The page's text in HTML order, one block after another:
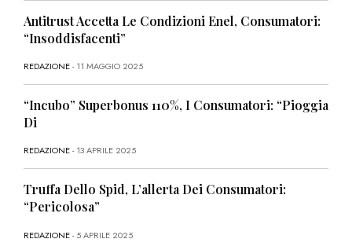
Antitrust Accetta Le Condizioni Enel, Consumatori:
“Insoddisfacenti”
REDAZIONE- 11 MAGGIO 2025
“Incubo” Superbonus 110%, I Consumatori: “Pioggia
Di
REDAZIONE- 13 APRILE 2025
Truffa Dello Spid, L’allerta Dei Consumatori:
“Pericolosa”
REDAZIONE- 5 APRILE 2025